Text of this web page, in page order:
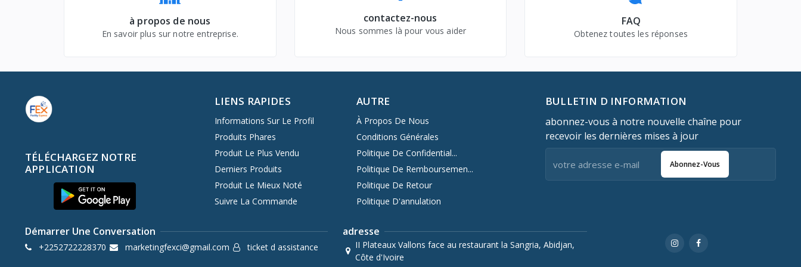
à propos de nous
En savoir plus sur notre entreprise.
contactez-nous
Nous sommes là pour vous aider
FAQ
Obtenez toutes les réponses
TÉLÉCHARGEZ NOTRE
APPLICATION
LIENS RAPIDES
Informations Sur Le Profil
Produits Phares
Produit Le Plus Vendu
Derniers Produits
Produit Le Mieux Noté
Suivre La Commande
AUTRE
À Propos De Nous
Conditions Générales
Politique De Confidential...
Politique De Remboursemen...
Politique De Retour
Politique D'annulation
BULLETIN D INFORMATION
abonnez-vous à notre nouvelle chaîne pour
recevoir les dernières mises à jour
Abonnez-Vous
Démarrer Une Conversation
+2252722228370 marketingfexci@gmail.com ticket d assistance
adresse
II Plateaux Vallons face au restaurant la Sangria, Abidjan,
Côte d'Ivoire